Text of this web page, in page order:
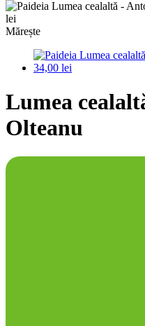
Mărește
Lumea
Olteanu